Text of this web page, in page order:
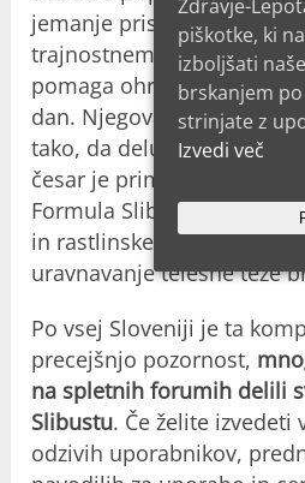
jemanje prispeva k
trajnostnemu hujšanju,
pomaga ohranjati raven
dan. Njegova rastlinska
tako, da deluje v sožitju s
česar je primeren za
Formula Slibusta
in rastlinske izvlečke, ki
uravnavanje telesne teže
Po vsej Sloveniji je ta
precejšnjo pozornost,
na spletnih forumih delili
Slibustu. Če želite izvedeti
odzivih uporabnikov,
Zdravje-
piškotke, ki
izboljšati
brskanjem
strinjate z
Izvedi več